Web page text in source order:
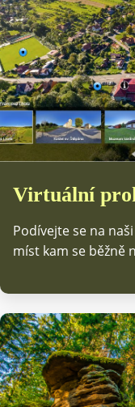
Virtuální
Podívejte se na
míst kam se běžně